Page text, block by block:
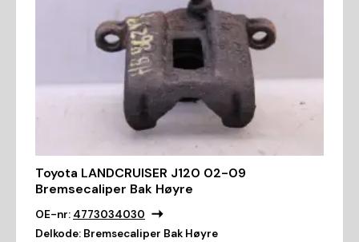
Toyota LANDCRUISER J120 02-09
Bremsecaliper Bak Høyre
OE-nr: 4773034030
Delkode: Bremsecaliper Bak Høyre